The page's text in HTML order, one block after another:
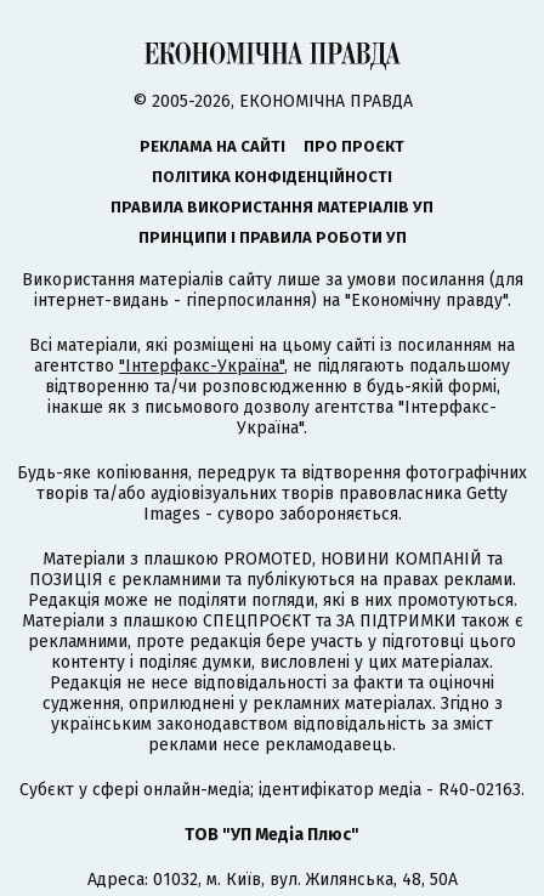
© 2005-2026, ЕКОНОМІЧНА ПРАВДА
РЕКЛАМА НА САЙТІ
ПРО ПРОЄКТ
ПОЛІТИКА КОНФІДЕНЦІЙНОСТІ
ПРАВИЛА ВИКОРИСТАННЯ МАТЕРІАЛІВ УП
ПРИНЦИПИ І ПРАВИЛА РОБОТИ УП
Використання матеріалів сайту лише за умови посилання (для
інтернет-видань - гіперпосилання) на "Економічну правду".
Всі матеріали, які розміщені на цьому сайті із посиланням на
агентство "Інтерфакс-Україна", не підлягають подальшому
відтворенню та/чи розповсюдженню в будь-якій формі,
інакше як з письмового дозволу агентства "Інтерфакс-
Україна".
Будь-яке копіювання, передрук та відтворення фотографічних
творів та/або аудіовізуальних творів правовласника Getty
Images - суворо забороняється.
Матеріали з плашкою PROMOTED, НОВИНИ КОМПАНІЙ та
ПОЗИЦІЯ є рекламними та публікуються на правах реклами.
Редакція може не поділяти погляди, які в них промотуються.
Матеріали з плашкою СПЕЦПРОЄКТ та ЗА ПІДТРИМКИ також є
рекламними, проте редакція бере участь у підготовці цього
контенту і поділяє думки, висловлені у цих матеріалах.
Редакція не несе відповідальності за факти та оціночні
судження, оприлюднені у рекламних матеріалах. Згідно з
українським законодавством відповідальність за зміст
реклами несе рекламодавець.
Cубєкт у сфері онлайн-медіа; ідентифікатор медіа - R40-02163.
ТОВ "УП Медіа Плюс"
Адреса: 01032, м. Київ, вул. Жилянська, 48, 50А